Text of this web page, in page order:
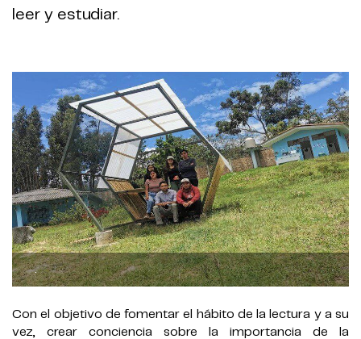
leer y estudiar.
.
Con el objetivo de fomentar el hábito de la lectura y a su
vez, crear conciencia sobre la importancia de la